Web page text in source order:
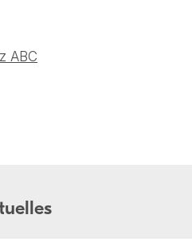
ABC